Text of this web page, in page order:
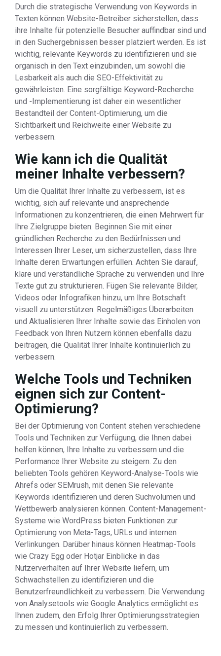
Durch die strategische Verwendung von Keywords in
Texten können Website-Betreiber sicherstellen, dass
ihre Inhalte für potenzielle Besucher auffindbar sind und
in den Suchergebnissen besser platziert werden. Es ist
wichtig, relevante Keywords zu identifizieren und sie
organisch in den Text einzubinden, um sowohl die
Lesbarkeit als auch die SEO-Effektivität zu
gewährleisten. Eine sorgfältige Keyword-Recherche
und -Implementierung ist daher ein wesentlicher
Bestandteil der Content-Optimierung, um die
Sichtbarkeit und Reichweite einer Website zu
verbessern.
Wie kann ich die Qualität
meiner Inhalte verbessern?
Um die Qualität Ihrer Inhalte zu verbessern, ist es
wichtig, sich auf relevante und ansprechende
Informationen zu konzentrieren, die einen Mehrwert für
Ihre Zielgruppe bieten. Beginnen Sie mit einer
gründlichen Recherche zu den Bedürfnissen und
Interessen Ihrer Leser, um sicherzustellen, dass Ihre
Inhalte deren Erwartungen erfüllen. Achten Sie darauf,
klare und verständliche Sprache zu verwenden und Ihre
Texte gut zu strukturieren. Fügen Sie relevante Bilder,
Videos oder Infografiken hinzu, um Ihre Botschaft
visuell zu unterstützen. Regelmäßiges Überarbeiten
und Aktualisieren Ihrer Inhalte sowie das Einholen von
Feedback von Ihren Nutzern können ebenfalls dazu
beitragen, die Qualität Ihrer Inhalte kontinuierlich zu
verbessern.
Welche Tools und Techniken
eignen sich zur Content-
Optimierung?
Bei der Optimierung von Content stehen verschiedene
Tools und Techniken zur Verfügung, die Ihnen dabei
helfen können, Ihre Inhalte zu verbessern und die
Performance Ihrer Website zu steigern. Zu den
beliebten Tools gehören Keyword-Analyse-Tools wie
Ahrefs oder SEMrush, mit denen Sie relevante
Keywords identifizieren und deren Suchvolumen und
Wettbewerb analysieren können. Content-Management-
Systeme wie WordPress bieten Funktionen zur
Optimierung von Meta-Tags, URLs und internen
Verlinkungen. Darüber hinaus können Heatmap-Tools
wie Crazy Egg oder Hotjar Einblicke in das
Nutzerverhalten auf Ihrer Website liefern, um
Schwachstellen zu identifizieren und die
Benutzerfreundlichkeit zu verbessern. Die Verwendung
von Analysetools wie Google Analytics ermöglicht es
Ihnen zudem, den Erfolg Ihrer Optimierungsstrategien
zu messen und kontinuierlich zu verbessern.